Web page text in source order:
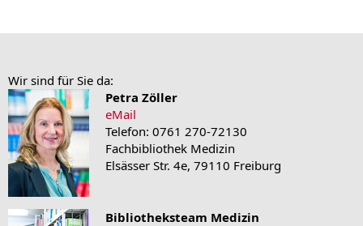
Wir sind für Sie da:
Petra Zöller
eMail
Telefon: 0761 270-72130
Fachbibliothek Medizin
Elsässer Str. 4e, 79110 Freiburg
Bibliotheksteam Medizin